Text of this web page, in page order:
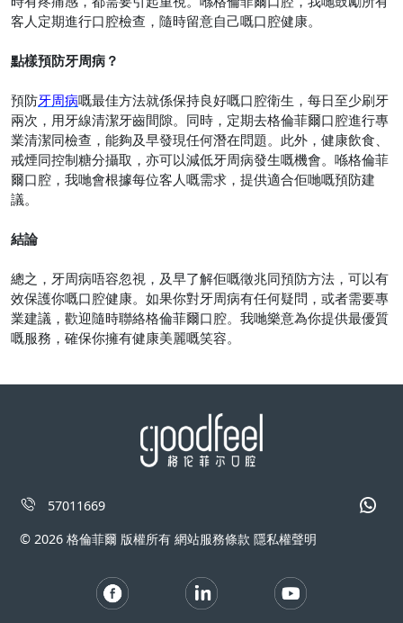
客人定期進行口腔檢查，隨時留意自己嘅口腔健康。
點樣預防牙周病？
預防牙周病嘅最佳方法就係保持良好嘅口腔衛生，每日至少刷牙
兩次，用牙線清潔牙齒間隙。同時，定期去格倫菲爾口腔進行專
業清潔同檢查，能夠及早發現任何潛在問題。此外，健康飲食、
戒煙同控制糖分攝取，亦可以減低牙周病發生嘅機會。喺格倫菲
爾口腔，我哋會根據每位客人嘅需求，提供適合佢哋嘅預防建
議。
結論
總之，牙周病唔容忽視，及早了解佢嘅徵兆同預防方法，可以有
效保護你嘅口腔健康。如果你對牙周病有任何疑問，或者需要專
業建議，歡迎隨時聯絡格倫菲爾口腔。我哋樂意為你提供最優質
嘅服務，確保你擁有健康美麗嘅笑容。
57011669
© 2026 格倫菲爾 版權所有 網站服務條款 隱私權聲明